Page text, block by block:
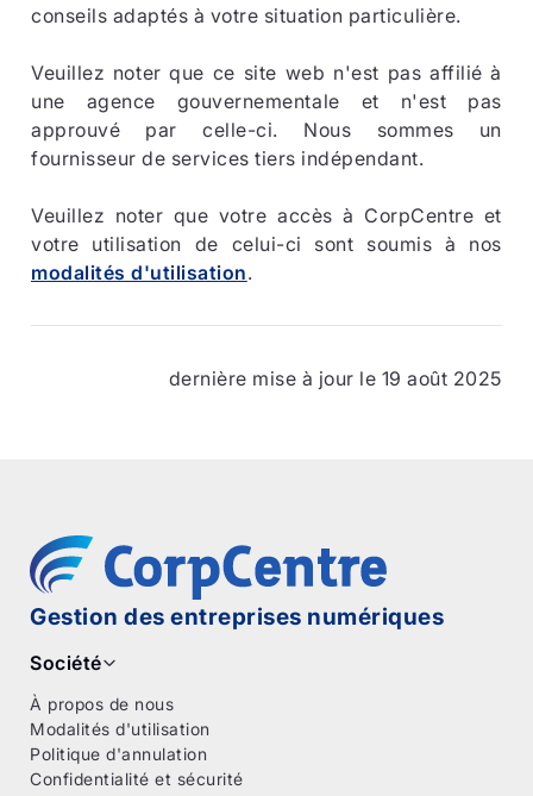
conseils adaptés à votre situation particulière.
Veuillez noter que ce site web n'est pas affilié à
une agence gouvernementale et n'est pas
approuvé par celle-ci. Nous sommes un
fournisseur de services tiers indépendant.
Veuillez noter que votre accès à CorpCentre et
votre utilisation de celui-ci sont soumis à nos
modalités d'utilisation.
dernière mise à jour le 19 août 2025
Gestion des entreprises numériques
Société
À propos de nous
Modalités d'utilisation
Politique d'annulation
Confidentialité et sécurité